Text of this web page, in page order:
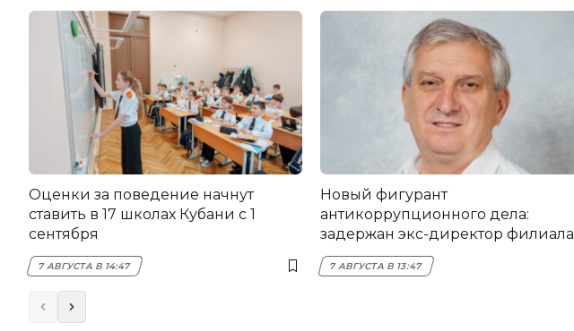
Оценки за поведение начнут
ставить в 17 школах Кубани с 1
сентября
7 АВГУСТА В 14:47
Новый фигурант
антикоррупционного дела:
задержан экс-директор филиала
НЭСК Крымска
7 АВГУСТА В 13:47